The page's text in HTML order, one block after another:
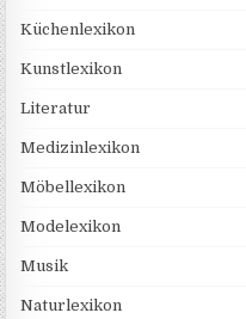
Küchenlexikon
Kunstlexikon
Literatur
Medizinlexikon
Möbellexikon
Modelexikon
Musik
Naturlexikon